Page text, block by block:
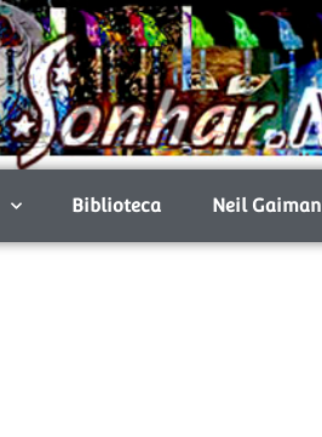
Biblioteca Neil Gaiman